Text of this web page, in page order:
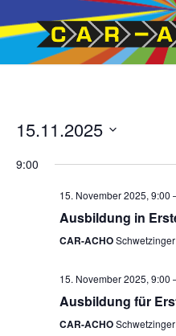
15.11.2025
9:00
15. November 2025, 9:00
Ausbildung in
CAR-ACHO
15. November 2025, 9:00
Ausbildung für
CAR-ACHO
Close